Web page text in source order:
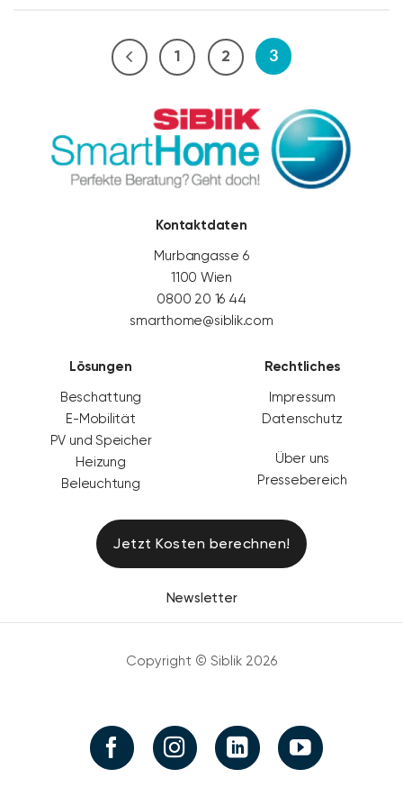
1 2 3
Kontaktdaten
Murbangasse 6
1100 Wien
0800 20 16 44
smarthome@siblik.com
Lösungen
Beschattung
E-Mobilität
PV und Speicher
Heizung
Beleuchtung
Rechtliches
Impressum
Datenschutz
Über uns
Pressebereich
Jetzt Kosten berechnen!
Newsletter
Copyright © Siblik 2026